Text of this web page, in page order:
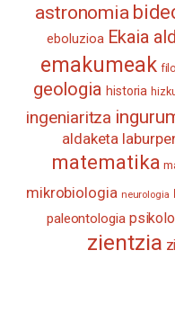
astronomia
eboluzioa Ekaia
emakumeak
geologia historia
ingeniaritza
aldaketa
matematika
mikrobiologia neurologia
paleontologia
zientzia